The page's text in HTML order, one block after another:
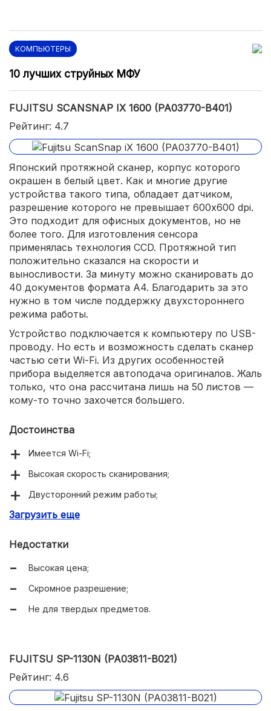
КОМПЬЮТЕРЫ
10 лучших струйных МФУ
FUJITSU SCANSNAP IX 1600 (PA03770-B401)
Рейтинг: 4.7
Японский протяжной сканер, корпус которого
окрашен в белый цвет. Как и многие другие
устройства такого типа, обладает датчиком,
разрешение которого не превышает 600x600 dpi.
Это подходит для офисных документов, но не
более того. Для изготовления сенсора
применялась технология CCD. Протяжной тип
положительно сказался на скорости и
выносливости. За минуту можно сканировать до
40 документов формата A4. Благодарить за это
нужно в том числе поддержку двухстороннего
режима работы.
Устройство подключается к компьютеру по USB-
проводу. Но есть и возможность сделать сканер
частью сети Wi-Fi. Из других особенностей
прибора выделяется автоподача оригиналов. Жаль
только, что она рассчитана лишь на 50 листов —
кому-то точно захочется большего.
Достоинства
Имеется Wi-Fi;
Высокая скорость сканирования;
Двусторонний режим работы;
Есть автоподача оригиналов;
Загрузить еще
Недостатки
Высокая цена;
Скромное разрешение;
Не для твердых предметов.
FUJITSU SP-1130N (PA03811-B021)
Рейтинг: 4.6